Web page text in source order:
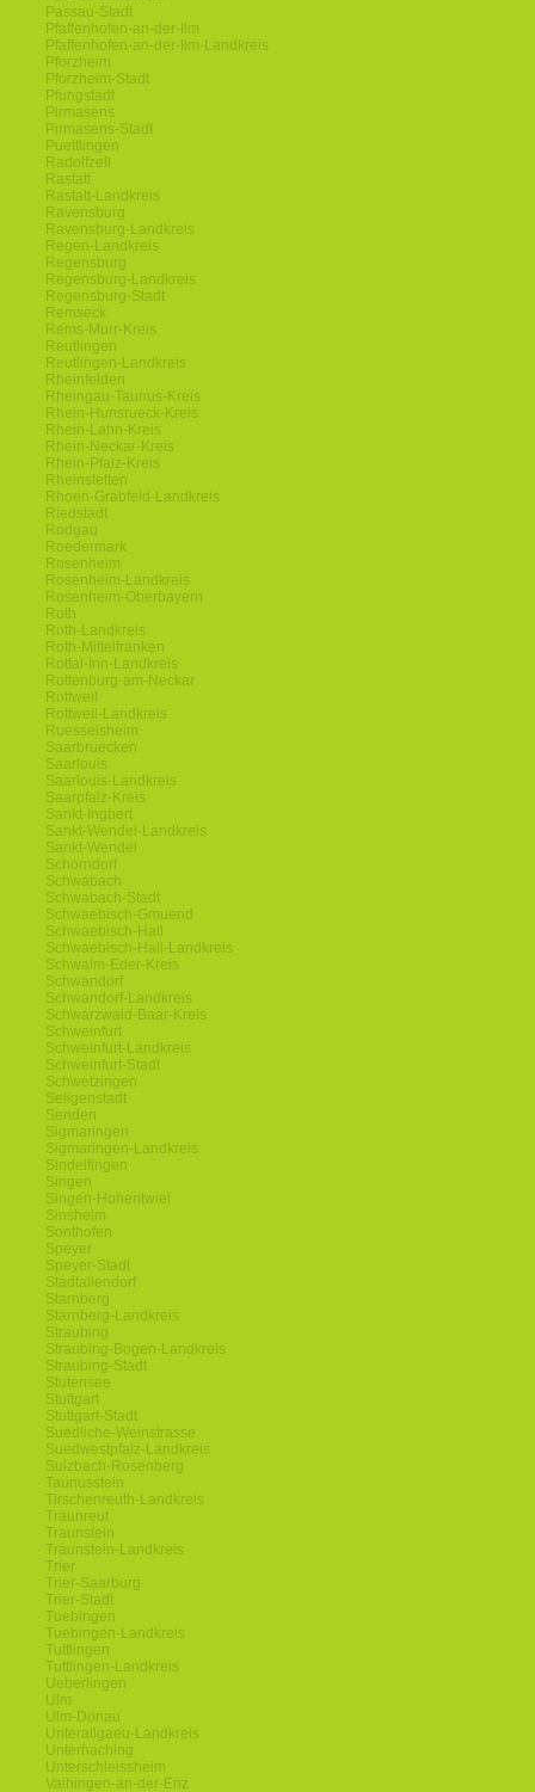
Passau-Stadt
Pfaffenhofen-an-der-Ilm
Pfaffenhofen-an-der-Ilm-Landkreis
Pforzheim
Pforzheim-Stadt
Pfungstadt
Pirmasens
Pirmasens-Stadt
Puettlingen
Radolfzell
Rastatt
Rastatt-Landkreis
Ravensburg
Ravensburg-Landkreis
Regen-Landkreis
Regensburg
Regensburg-Landkreis
Regensburg-Stadt
Remseck
Rems-Murr-Kreis
Reutlingen
Reutlingen-Landkreis
Rheinfelden
Rheingau-Taunus-Kreis
Rhein-Hunsrueck-Kreis
Rhein-Lahn-Kreis
Rhein-Neckar-Kreis
Rhein-Pfalz-Kreis
Rheinstetten
Rhoen-Grabfeld-Landkreis
Riedstadt
Rodgau
Roedermark
Rosenheim
Rosenheim-Landkreis
Rosenheim-Oberbayern
Roth
Roth-Landkreis
Roth-Mittelfranken
Rottal-Inn-Landkreis
Rottenburg-am-Neckar
Rottweil
Rottweil-Landkreis
Ruesselsheim
Saarbruecken
Saarlouis
Saarlouis-Landkreis
Saarpfalz-Kreis
Sankt-Ingbert
Sankt-Wendel-Landkreis
Sankt-Wendel
Schorndorf
Schwabach
Schwabach-Stadt
Schwaebisch-Gmuend
Schwaebisch-Hall
Schwaebisch-Hall-Landkreis
Schwalm-Eder-Kreis
Schwandorf
Schwandorf-Landkreis
Schwarzwald-Baar-Kreis
Schweinfurt
Schweinfurt-Landkreis
Schweinfurt-Stadt
Schwetzingen
Seligenstadt
Senden
Sigmaringen
Sigmaringen-Landkreis
Sindelfingen
Singen
Singen-Hohentwiel
Sinsheim
Sonthofen
Speyer
Speyer-Stadt
Stadtallendorf
Starnberg
Starnberg-Landkreis
Straubing
Straubing-Bogen-Landkreis
Straubing-Stadt
Stutensee
Stuttgart
Stuttgart-Stadt
Suedliche-Weinstrasse
Suedwestpfalz-Landkreis
Sulzbach-Rosenberg
Taunusstein
Tirschenreuth-Landkreis
Traunreut
Traunstein
Traunstein-Landkreis
Trier
Trier-Saarburg
Trier-Stadt
Tuebingen
Tuebingen-Landkreis
Tuttlingen
Tuttlingen-Landkreis
Ueberlingen
Ulm
Ulm-Donau
Unterallgaeu-Landkreis
Unterhaching
Unterschleissheim
Vaihingen-an-der-Enz